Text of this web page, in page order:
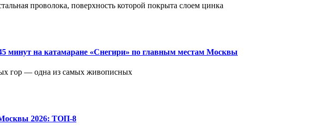
проволока, поверхность которой покрыта слоем цинка
минут на катамаране «Снегири» по главным местам Москвы
гор — одна из самых живописных
2026: ТОП-8